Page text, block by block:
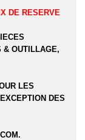
DE RESERVE
& OUTILLAGE,
LES
DES
.